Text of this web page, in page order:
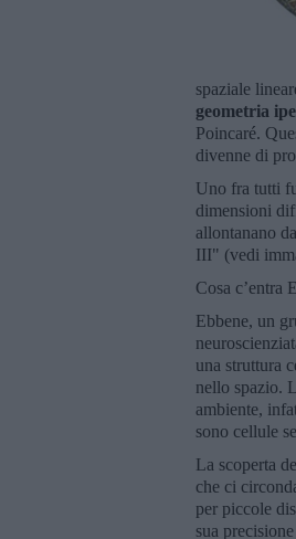
spaziale
geometria
Poincaré.
divenne di
Uno fra tutti
dimensioni
allontanano
III" (vedi
Cosa c’entra
Ebbene, un
una struttura
nello spazio.
ambiente,
sono cellule
La scoperta
che ci
per piccole
sua